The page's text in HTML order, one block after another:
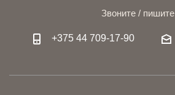
Звоните / пишите
+375 44 709-17-90